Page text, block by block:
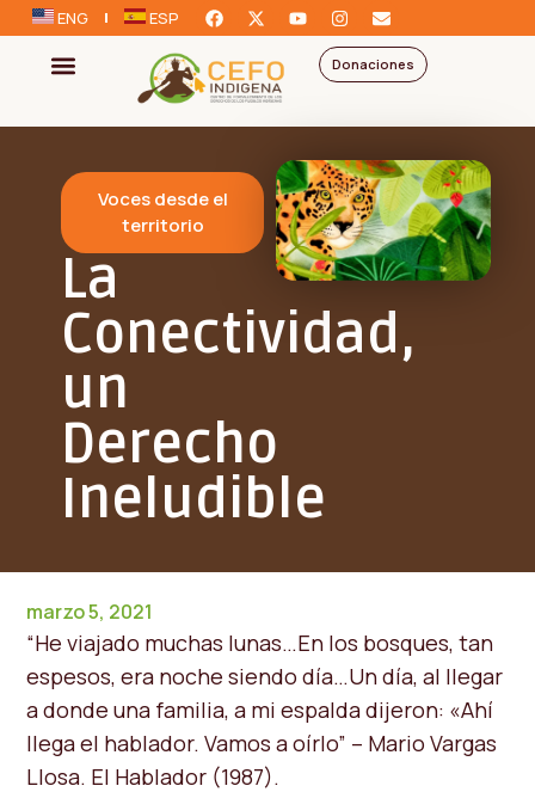
ENG ESP
Donaciones
Voces desde el
territorio
La
Conectividad,
un
Derecho
Ineludible
marzo 5, 2021
“He viajado muchas lunas…En los bosques, tan
espesos, era noche siendo día…Un día, al llegar
a donde una familia, a mi espalda dijeron: «Ahí
llega el hablador. Vamos a oírlo” – Mario Vargas
Llosa. El Hablador (1987).